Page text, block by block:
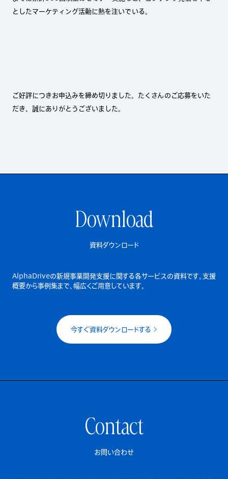
としたマーケティング活動に熱を注いでいる。
ご好評につきお申込みを締め切りました。たくさんのご応募をいた
だき、誠にありがとうございました。
Download
資料ダウンロード
AlphaDriveの新規事業開発支援に関する各サービスの資料です。 支援
概要から事例集まで、幅広くご用意しています。
今すぐ資料ダウンロードする
Contact
お問い合わせ